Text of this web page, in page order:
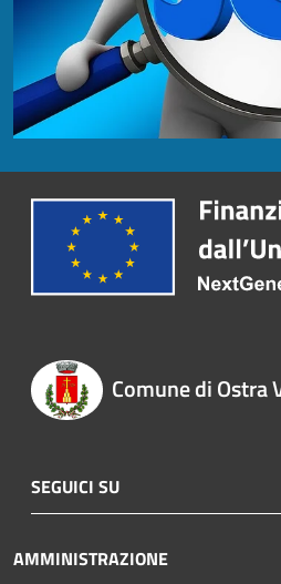
Comune di Ostra
SEGUICI SU
AMMINISTRAZIONE